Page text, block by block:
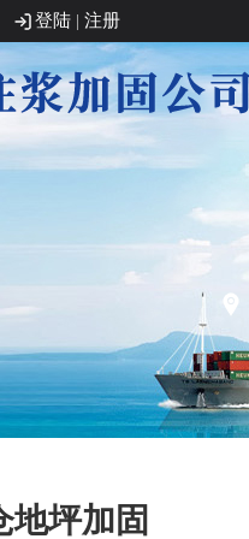
登陆 | 注册
地坪加固